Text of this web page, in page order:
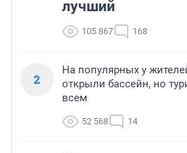
или один из 14 перечисленных
согласится публично выпить
его тела дозу смеси добавок к
здоровья.
дезинфицирующее вещество,
дезинфицирующее вещество),
Jock Doubleday, и тремя такими
которые будут предложены
смеси, которую должен выпить
рассчитывается с учётом веса его
соответственно весу ребёнка.
лучший
105 867 168
2
На популярных у
открыли бассейн, но
всем
52 568 14